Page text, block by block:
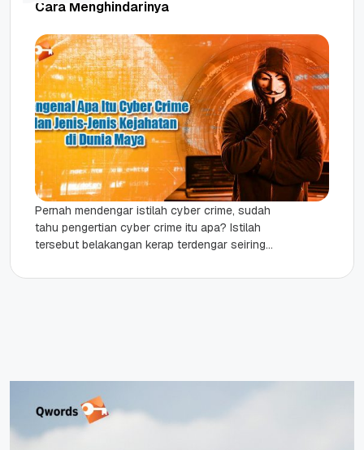
Cara Menghindarinya
Pernah mendengar istilah cyber crime, sudah
tahu pengertian cyber crime itu apa? Istilah
tersebut belakangan kerap terdengar seiring
atau...